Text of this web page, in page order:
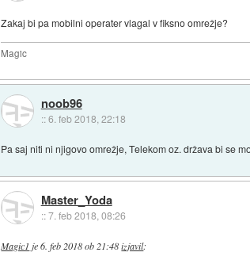
Zakaj bi pa mobilni operater vlagal v fiksno omrežje?
Magic
noob96
::6. feb 2018, 22:18
Pa saj niti ni njigovo omrežje, Telekom oz. država bi se
Master_Yoda
::7. feb 2018, 08:26
Magic1 je6. feb 2018 ob 21:48 izjavil: